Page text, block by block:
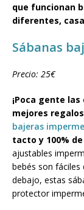
que funcionan
diferentes,
Sábanas
Precio: 25€
¡Poca gente
mejores
bajeras
tacto y 100%
ajustables
bebés son
debajo, estas
protector